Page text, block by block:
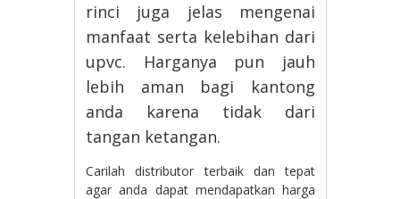
rinci juga jelas mengenai
manfaat serta kelebihan dari
upvc. Harganya pun jauh
lebih aman bagi kantong
anda karena tidak dari
tangan ketangan.
Carilah distributor terbaik dan tepat
agar anda dapat mendapatkan harga